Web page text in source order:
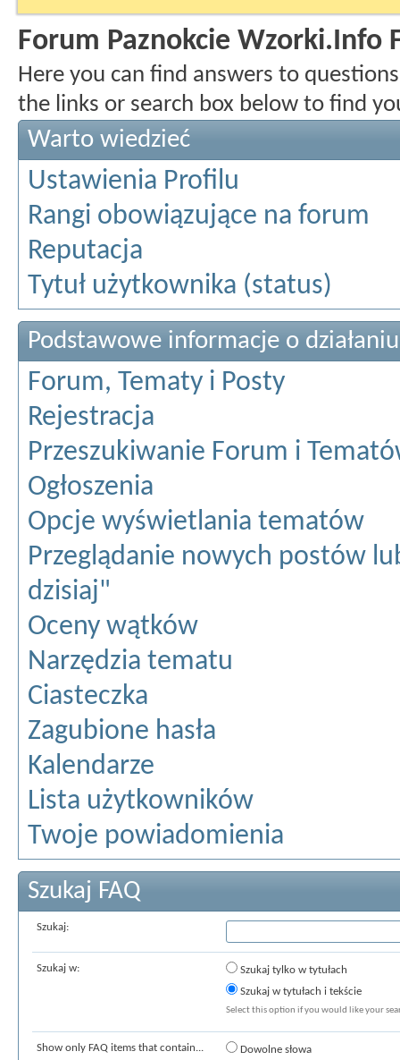
Forum Paznokcie Wzorki.Info
Here you can find answers to
the links or search box below to find
Warto wiedzieć
Ustawienia Profilu
Rangi obowiązujące na forum
Reputacja
Tytuł użytkownika (status)
Podstawowe informacje o
Forum, Tematy i Posty
Rejestracja
Przeszukiwanie Forum i
Ogłoszenia
Opcje wyświetlania tematów
Przeglądanie nowych postów
dzisiaj"
Oceny wątków
Narzędzia tematu
Ciasteczka
Zagubione hasła
Kalendarze
Lista użytkowników
Twoje powiadomienia
Szukaj FAQ
Szukaj:
Szukaj w:
Szukaj tylko w tytułach
Szukaj w tytułach i tekście
Select this option if you would like your
Show only FAQ items that contain...
Dowolne słowa